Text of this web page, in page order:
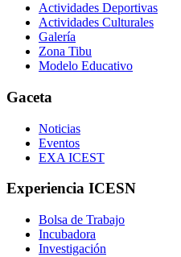
Actividades Deportivas
Actividades Culturales
Galería
Zona Tibu
Modelo Educativo
Gaceta
Noticias
Eventos
EXA ICEST
Experiencia ICESN
Bolsa de Trabajo
Incubadora
Investigación